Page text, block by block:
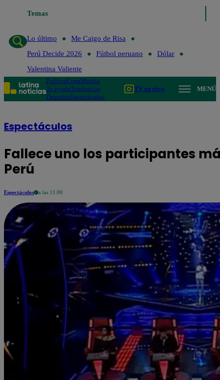
Temas
Lo último
Me Caigo de Risa
Perú Decide 2026
Fútbol peruano
Dólar
Valentina Valiente
PolíticaLimaMundo
Te ayudoTendencias
DeportesEspectáculos
TV en vivo MENÚ
Espectáculos
Fallece uno los participantes
Perú
Espectáculos a las 11:00